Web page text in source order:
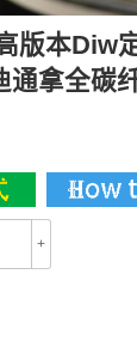
版本Diw
通拿全碳
+